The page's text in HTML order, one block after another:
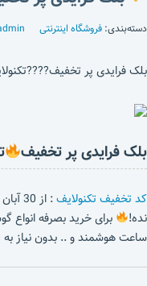
دسته‌بندی: فروشگاه اینترنتی
بلک فرایدی پر
بلک فرایدی پر تخفیف
کد تخفیف تکنولایف
نده!
برای خرید بصرفه انواع
ساعت هوشمند و .. بدون نیاز